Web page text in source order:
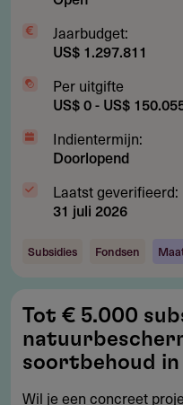
Jaarbudget:
US$ 1.297.811
Per uitgifte
US$ 0 - US$
Indientermijn:
Doorlopend
Laatst geverifieerd:
31 juli 2026
Subsidies Fondsen
€
5.000
subsidie
voor
Tot € 5.000
soortbehoud in
Wil je een concreet